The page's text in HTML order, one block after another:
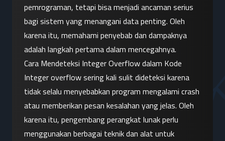
pemrograman, tetapi bisa menjadi ancaman serius
bagi sistem yang menangani data penting. Oleh
karena itu, memahami penyebab dan dampaknya
adalah langkah pertama dalam mencegahnya.
Cara Mendeteksi Integer Overflow dalam Kode
Integer overflow sering kali sulit dideteksi karena
tidak selalu menyebabkan program mengalami crash
atau memberikan pesan kesalahan yang jelas. Oleh
karena itu, pengembang perangkat lunak perlu
menggunakan berbagai teknik dan alat untuk